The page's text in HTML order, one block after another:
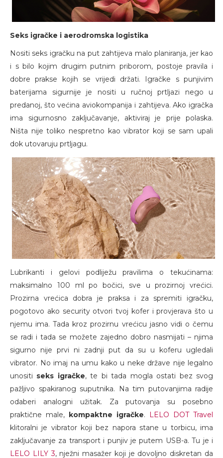
Seks igračke i aerodromska logistika
Nositi seks igračku na put zahtijeva malo planiranja, jer kao
i s bilo kojim drugim putnim priborom, postoje pravila i
dobre prakse kojih se vrijedi držati. Igračke s punjivim
baterijama sigurnije je nositi u ručnoj prtljazi nego u
predanoj, što većina aviokompanija i zahtijeva. Ako igračka
ima sigurnosno zaključavanje, aktiviraj je prije polaska.
Ništa nije toliko nespretno kao vibrator koji se sam upali
dok utovaruju prtljagu.
Lubrikanti i gelovi podliježu pravilima o tekućinama:
maksimalno 100 ml po bočici, sve u prozirnoj vrećici.
Prozirna vrećica dobra je praksa i za spremiti igračku,
pogotovo ako security otvori tvoj kofer i provjerava što u
njemu ima. Tada kroz prozirnu vrećicu jasno vidi o čemu
se radi i tada se možete zajedno dobro nasmijati – njima
sigurno nije prvi ni zadnji put da su u koferu ugledali
vibrator. No imaj na umu kako u neke države nije legalno
unositi seks igračke, te bi tada mogla ostati bez svog
pažljivo spakiranog suputnika. Na tim putovanjima radije
odaberi analogni užitak. Za putovanja su posebno
praktične male, kompaktne igračke. LELO DOT Travel
klitoralni je vibrator koji bez napora stane u torbicu, ima
zaključavanje za transport i punjiv je putem USB-a. Tu je i
LELO LILY 3, nježni masažer koji je dovoljno diskretan da